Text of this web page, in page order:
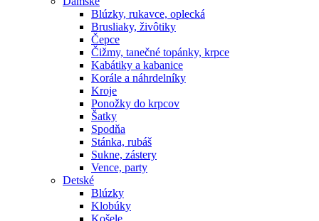
Blúzky, rukavce, oplecká
Brusliaky, živôtiky
Čepce
Čižmy, tanečné topánky, krpce
Kabátiky a kabanice
Korále a náhrdelníky
Kroje
Ponožky do krpcov
Šatky
Spodňa
Stánka, rubáš
Sukne, zástery
Vence, party
Detské
Blúzky
Klobúky
Košele